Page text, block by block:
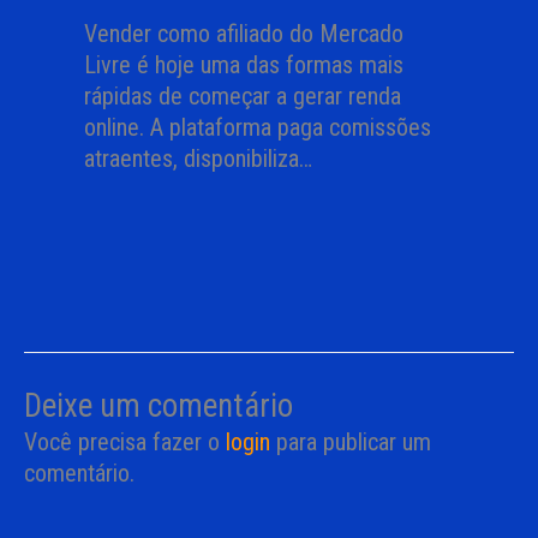
Vender como afiliado do Mercado
Livre é hoje uma das formas mais
rápidas de começar a gerar renda
online. A plataforma paga comissões
atraentes, disponibiliza…
Deixe um comentário
Você precisa fazer o login para publicar um
comentário.